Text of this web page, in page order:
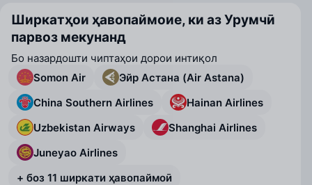
Ширкатҳои ҳавопаймоие, ки аз Урумчӣ
парвоз мекунанд
Бо назардошти чиптаҳои дорои интиқол
Somon Air
Эйр Астана (Air Astana)
China Southern Airlines
Hainan Airlines
Uzbekistan Airways
Shanghai Airlines
Juneyao Airlines
+ боз 11 ширкати ҳавопаймоӣ